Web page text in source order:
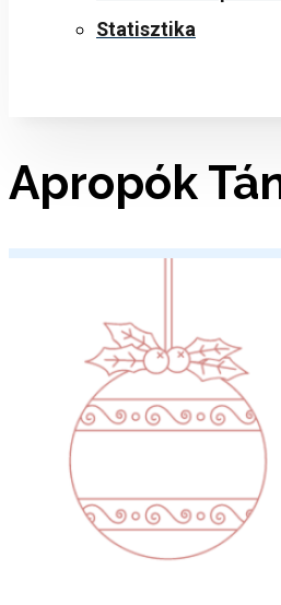
Statisztika
Apropók